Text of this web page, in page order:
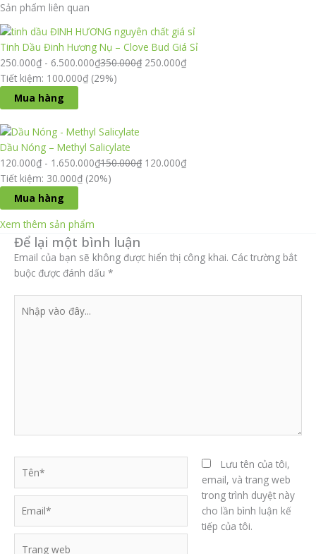
Sản phẩm liên quan
Tinh Dầu Đinh Hương Nụ – Clove Bud Giá Sỉ
250.000₫ - 6.500.000₫350.000₫ 250.000₫
Tiết kiệm: 100.000₫ (29%)
Mua hàng
Dầu Nóng – Methyl Salicylate
120.000₫ - 1.650.000₫150.000₫ 120.000₫
Tiết kiệm: 30.000₫ (20%)
Mua hàng
Xem thêm sản phẩm
Để lại một bình luận
Email của bạn sẽ không được hiển thị công khai. Các trường bắt
buộc được đánh dấu *
vào
Lưu tên của tôi,
email, và trang web
trong trình duyệt này
cho lần bình luận kế
tiếp của tôi.